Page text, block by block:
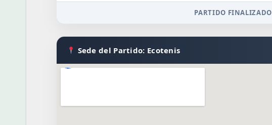
PARTIDO FINALIZADO
Sede del Partido: Ecotenis